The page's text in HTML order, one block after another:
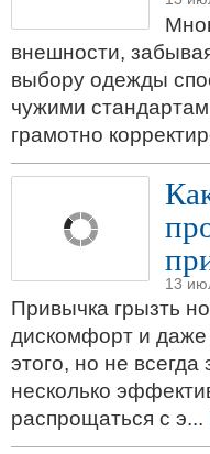
внешности,
выбору одежды
чужими
грамотно
13
Привычка грызть
дискомфорт и даже
этого, но не
несколько
распрощаться с э...